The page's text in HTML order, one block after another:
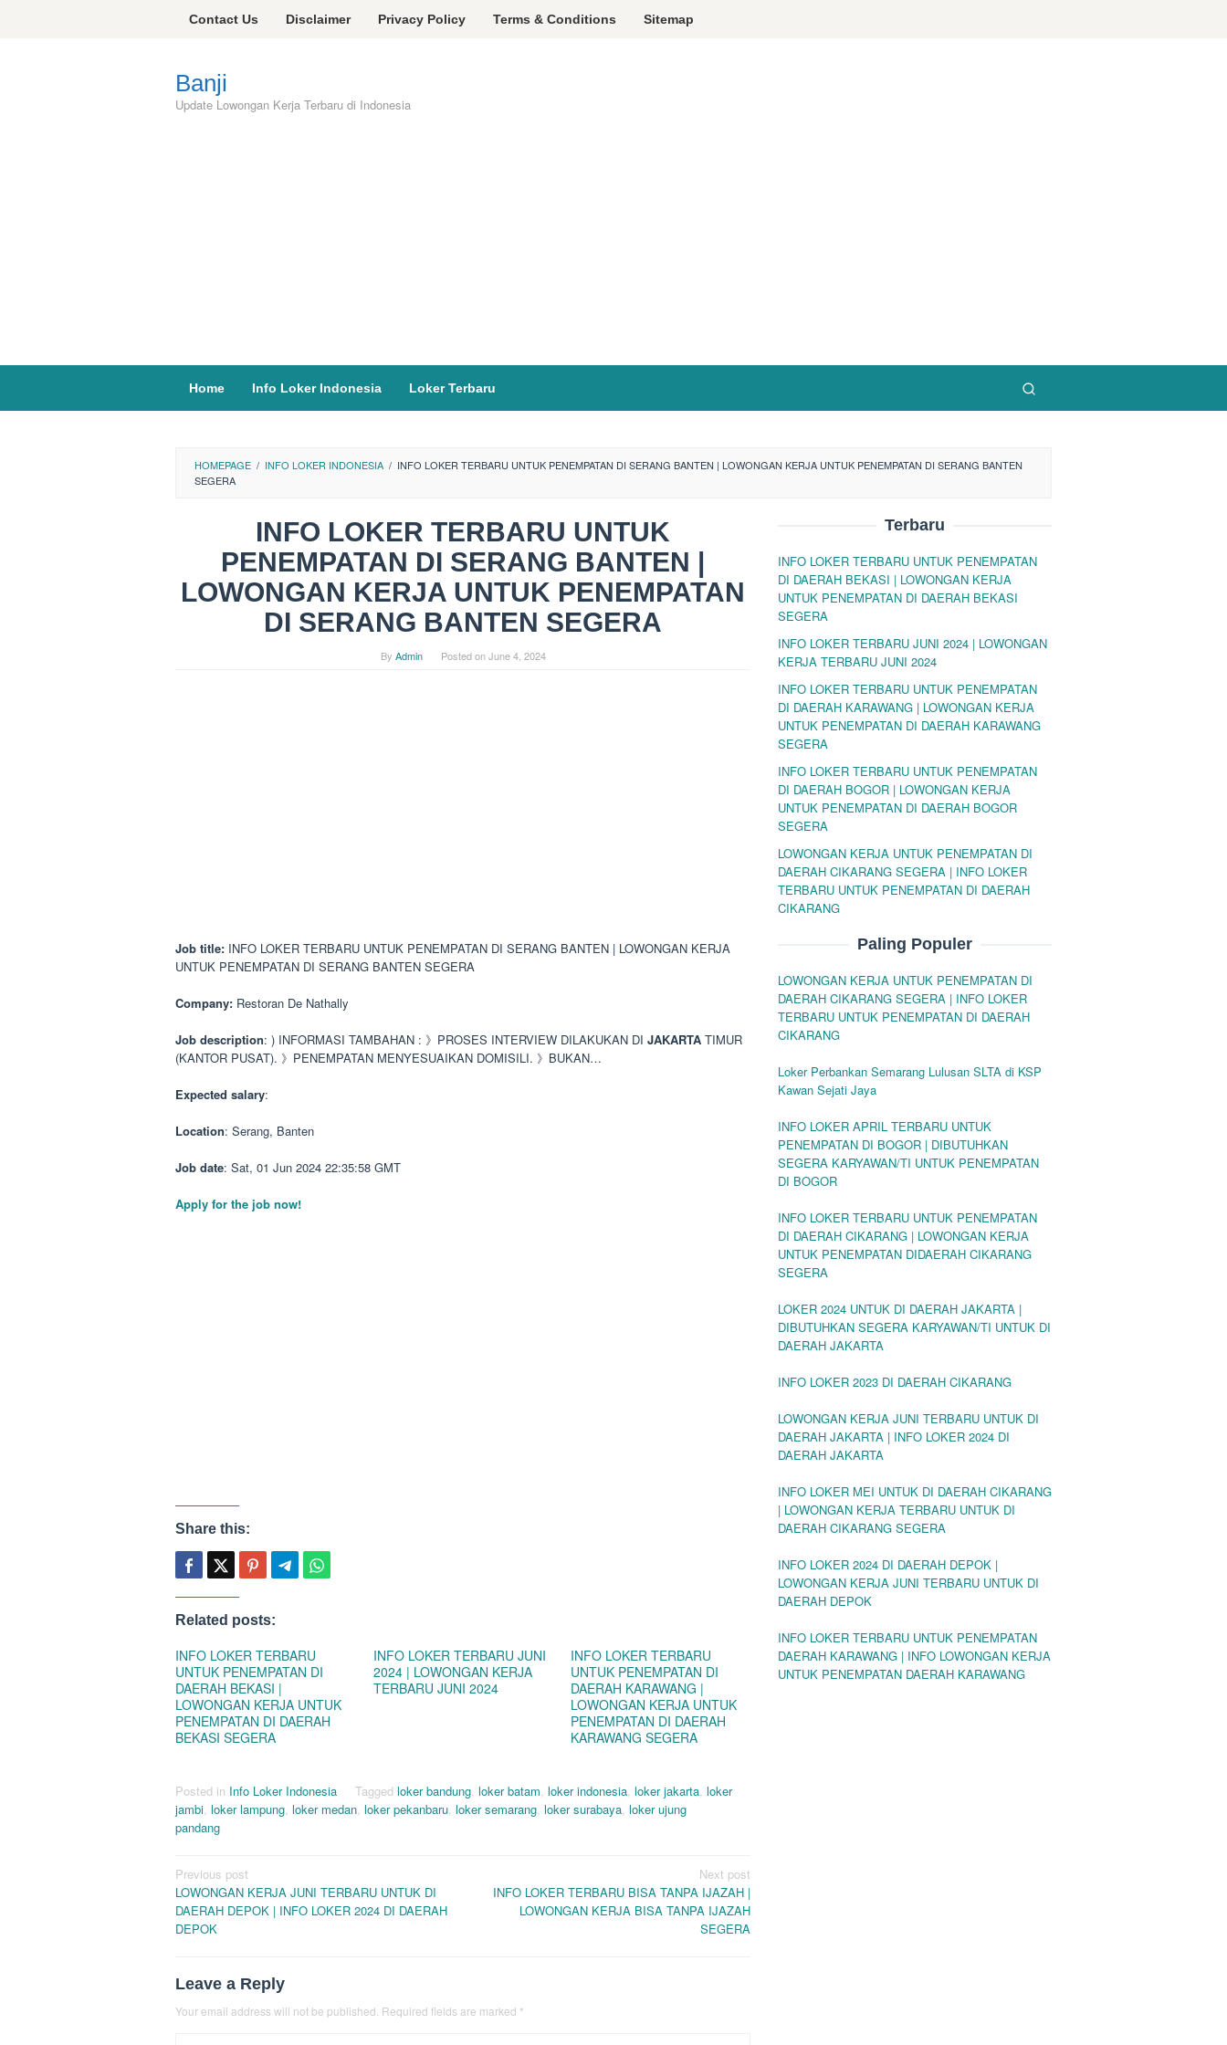
Contact Us Disclaimer Privacy Policy Terms & Conditions Sitemap
Banji
Update Lowongan Kerja Terbaru di Indonesia
Home Info Loker Indonesia Loker Terbaru
HOMEPAGE / INFO LOKER INDONESIA / INFO LOKER TERBARU UNTUK PENEMPATAN DI SERANG BANTEN | LOWONGAN KERJA UNTUK PENEMPATAN DI SERANG BANTEN
SEGERA
INFO LOKER TERBARU UNTUK
PENEMPATAN DI SERANG BANTEN |
LOWONGAN KERJA UNTUK PENEMPATAN
DI SERANG BANTEN SEGERA
By Admin Posted onJune 4, 2024
Job title: INFO LOKER TERBARU UNTUK PENEMPATAN DI SERANG BANTEN | LOWONGAN KERJA
UNTUK PENEMPATAN DI SERANG BANTEN SEGERA
Company: Restoran De Nathally
Job description: ) INFORMASI TAMBAHAN : 》PROSES INTERVIEW DILAKUKAN DI JAKARTA TIMUR
(KANTOR PUSAT). 》PENEMPATAN MENYESUAIKAN DOMISILI. 》BUKAN…
Expected salary:
Location: Serang, Banten
Job date: Sat, 01 Jun 2024 22:35:58 GMT
Apply for the job now!
Share this:
Related posts:
INFO LOKER TERBARU
UNTUK PENEMPATAN DI
DAERAH BEKASI |
LOWONGAN KERJA UNTUK
PENEMPATAN DI DAERAH
BEKASI SEGERA
INFO LOKER TERBARU JUNI
2024 | LOWONGAN KERJA
TERBARU JUNI 2024
INFO LOKER TERBARU
UNTUK PENEMPATAN DI
DAERAH KARAWANG |
LOWONGAN KERJA UNTUK
PENEMPATAN DI DAERAH
KARAWANG SEGERA
Posted in Info Loker Indonesia Tagged loker bandung, loker batam, loker indonesia, loker jakarta, loker
jambi, loker lampung, loker medan, loker pekanbaru, loker semarang, loker surabaya, loker ujung
pandang
Post
navigation
Previous post
LOWONGAN KERJA JUNI TERBARU UNTUK DI
DAERAH DEPOK | INFO LOKER 2024 DI DAERAH
DEPOK
Next post
INFO LOKER TERBARU BISA TANPA IJAZAH |
LOWONGAN KERJA BISA TANPA IJAZAH
SEGERA
Leave a Reply
Your email address will not be published. Required fields are marked *
Terbaru
INFO LOKER TERBARU UNTUK PENEMPATAN
DI DAERAH BEKASI | LOWONGAN KERJA
UNTUK PENEMPATAN DI DAERAH BEKASI
SEGERA
INFO LOKER TERBARU JUNI 2024 | LOWONGAN
KERJA TERBARU JUNI 2024
INFO LOKER TERBARU UNTUK PENEMPATAN
DI DAERAH KARAWANG | LOWONGAN KERJA
UNTUK PENEMPATAN DI DAERAH KARAWANG
SEGERA
INFO LOKER TERBARU UNTUK PENEMPATAN
DI DAERAH BOGOR | LOWONGAN KERJA
UNTUK PENEMPATAN DI DAERAH BOGOR
SEGERA
LOWONGAN KERJA UNTUK PENEMPATAN DI
DAERAH CIKARANG SEGERA | INFO LOKER
TERBARU UNTUK PENEMPATAN DI DAERAH
CIKARANG
Paling Populer
LOWONGAN KERJA UNTUK PENEMPATAN DI
DAERAH CIKARANG SEGERA | INFO LOKER
TERBARU UNTUK PENEMPATAN DI DAERAH
CIKARANG
Loker Perbankan Semarang Lulusan SLTA di KSP
Kawan Sejati Jaya
INFO LOKER APRIL TERBARU UNTUK
PENEMPATAN DI BOGOR | DIBUTUHKAN
SEGERA KARYAWAN/TI UNTUK PENEMPATAN
DI BOGOR
INFO LOKER TERBARU UNTUK PENEMPATAN
DI DAERAH CIKARANG | LOWONGAN KERJA
UNTUK PENEMPATAN DIDAERAH CIKARANG
SEGERA
LOKER 2024 UNTUK DI DAERAH JAKARTA |
DIBUTUHKAN SEGERA KARYAWAN/TI UNTUK DI
DAERAH JAKARTA
INFO LOKER 2023 DI DAERAH CIKARANG
LOWONGAN KERJA JUNI TERBARU UNTUK DI
DAERAH JAKARTA | INFO LOKER 2024 DI
DAERAH JAKARTA
INFO LOKER MEI UNTUK DI DAERAH CIKARANG
| LOWONGAN KERJA TERBARU UNTUK DI
DAERAH CIKARANG SEGERA
INFO LOKER 2024 DI DAERAH DEPOK |
LOWONGAN KERJA JUNI TERBARU UNTUK DI
DAERAH DEPOK
INFO LOKER TERBARU UNTUK PENEMPATAN
DAERAH KARAWANG | INFO LOWONGAN KERJA
UNTUK PENEMPATAN DAERAH KARAWANG